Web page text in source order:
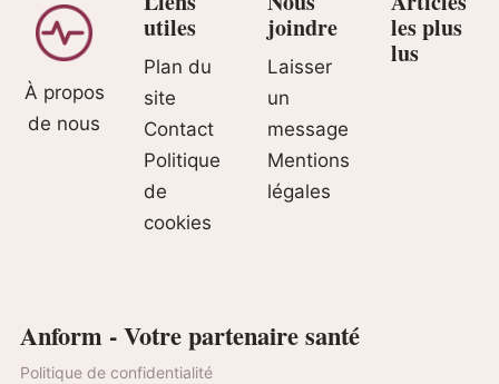
À propos
de nous
utiles
Plan du
site
Contact
Politique
de
cookies
joindre
Laisser
un
message
Mentions
légales
les plus
lus
Anform - Votre partenaire santé
Politique de confidentialité